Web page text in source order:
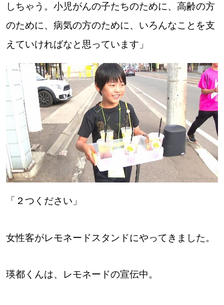
明日への”きっかけ”WEBマガジン
Sitakke編集部 IKU 【まったり楽しみたい】
【暮らしの知恵を身につけたい】
【札幌のお気に入りを見つけたい】
【道央のお気に入りを見つけたい】
【道北のお気に入りを見つけたい】
【道東のお気に入りを見つけたい】
しちゃう。小児がんの子たちのために、高齢の方
のために、病気の方のために、いろんなことを支
えていければなと思っています」
「２つください」
女性客がレモネードスタンドにやってきました。
瑛都くんは、レモネードの宣伝中。